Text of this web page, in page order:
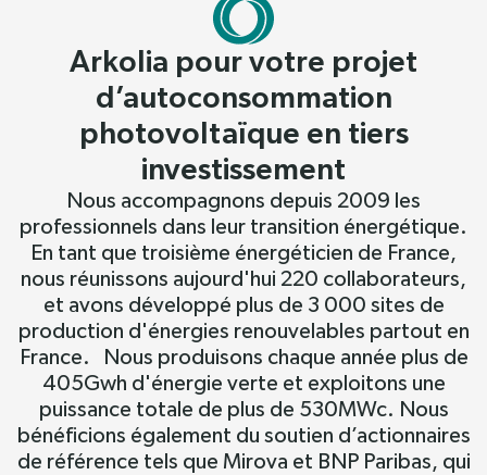
Arkolia pour votre projet
d’autoconsommation
photovoltaïque en tiers
investissement
Nous accompagnons depuis 2009 les
professionnels dans leur transition énergétique.
En tant que troisième énergéticien de France,
nous réunissons aujourd'hui 220 collaborateurs,
et avons développé plus de 3 000 sites de
production d'énergies renouvelables partout en
France. Nous produisons chaque année plus de
405Gwh d'énergie verte et exploitons une
puissance totale de plus de 530MWc. Nous
bénéficions également du soutien d’actionnaires
de référence tels que Mirova et BNP Paribas, qui